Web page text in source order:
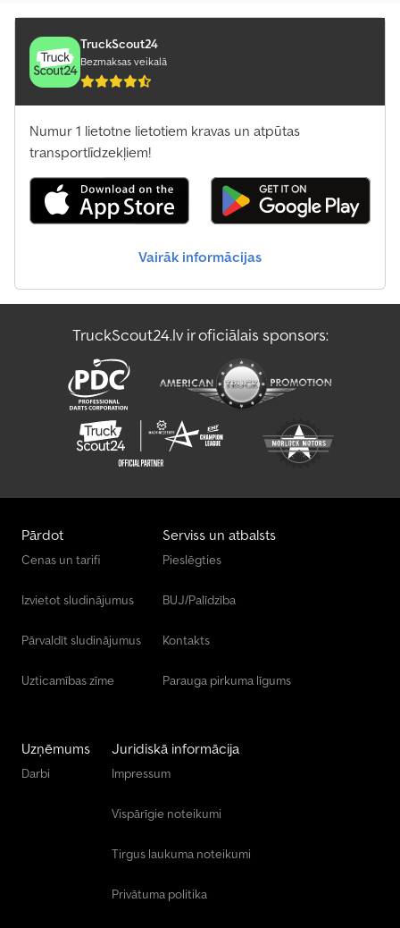
TruckScout24
Bezmaksas veikalā
Numur 1 lietotne lietotiem kravas un atpūtas
transportlīdzekļiem!
Vairāk informācijas
TruckScout24.lv ir oficiālais sponsors:
Pārdot
Cenas un tarifi
Izvietot sludinājumus
Pārvaldīt sludinājumus
Uzticamības zīme
Serviss un atbalsts
Pieslēgties
BUJ/Palīdzība
Kontakts
Parauga pirkuma līgums
Uzņēmums
Darbi
Juridiskā informācija
Impressum
Vispārīgie noteikumi
Tirgus laukuma noteikumi
Privātuma politika